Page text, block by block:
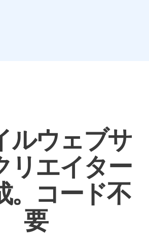
ルウェブサ
リエイター
。コード不
要